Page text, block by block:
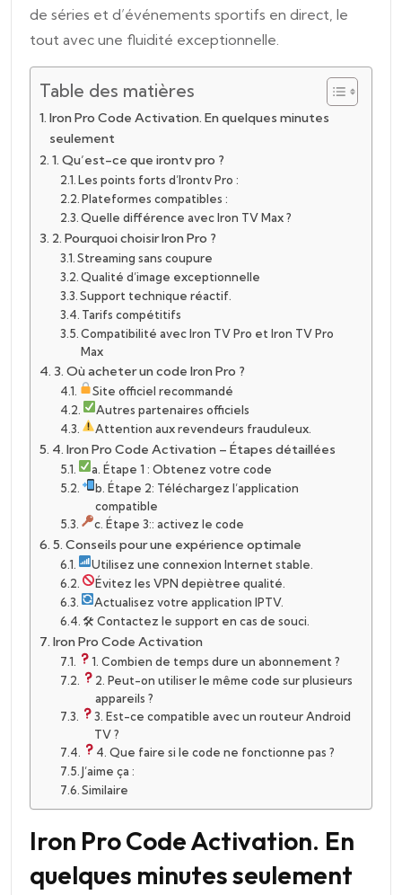
de séries et d’événements sportifs en direct, le
tout avec une fluidité exceptionnelle.
Table des matières
Iron Pro Code Activation. En quelques minutes
seulement
1. Qu’est-ce que irontv pro ?
Les points forts d’Irontv Pro :
Plateformes compatibles :
Quelle différence avec Iron TV Max ?
2. Pourquoi choisir Iron Pro ?
Streaming sans coupure
Qualité d’image exceptionnelle
Support technique réactif.
Tarifs compétitifs
Compatibilité avec Iron TV Pro et Iron TV Pro
Max
3. Où acheter un code Iron Pro ?
Site officiel recommandé
Autres partenaires officiels
Attention aux revendeurs frauduleux.
4. Iron Pro Code Activation – Étapes détaillées
a. Étape 1 : Obtenez votre code
b. Étape 2: Téléchargez l’application
compatible
c. Étape 3:: activez le code
5. Conseils pour une expérience optimale
Utilisez une connexion Internet stable.
Évitez les VPN depiètree qualité.
Actualisez votre application IPTV.
🛠 Contactez le support en cas de souci.
Iron Pro Code Activation
1. Combien de temps dure un abonnement ?
2. Peut-on utiliser le même code sur plusieurs
appareils ?
3. Est-ce compatible avec un routeur Android
TV ?
4. Que faire si le code ne fonctionne pas ?
J’aime ça :
Similaire
Iron Pro Code Activation. En
quelques minutes seulement